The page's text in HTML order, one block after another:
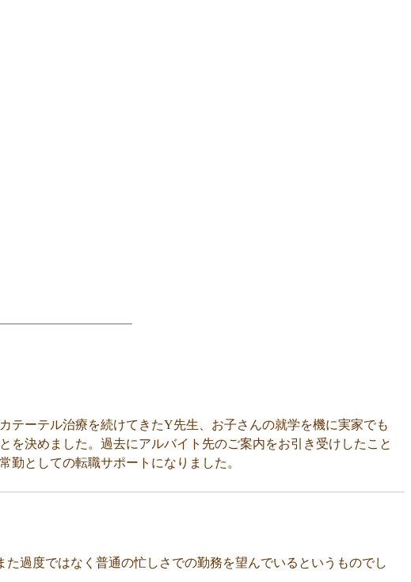
テーテル治療を続けてきたY先生、お子さんの就学を機に実家でも
を決めました。過去にアルバイト先のご案内をお引き受けしたこと
勤としての転職サポートになりました。
過度ではなく普通の忙しさでの勤務を望んでいるというものでし